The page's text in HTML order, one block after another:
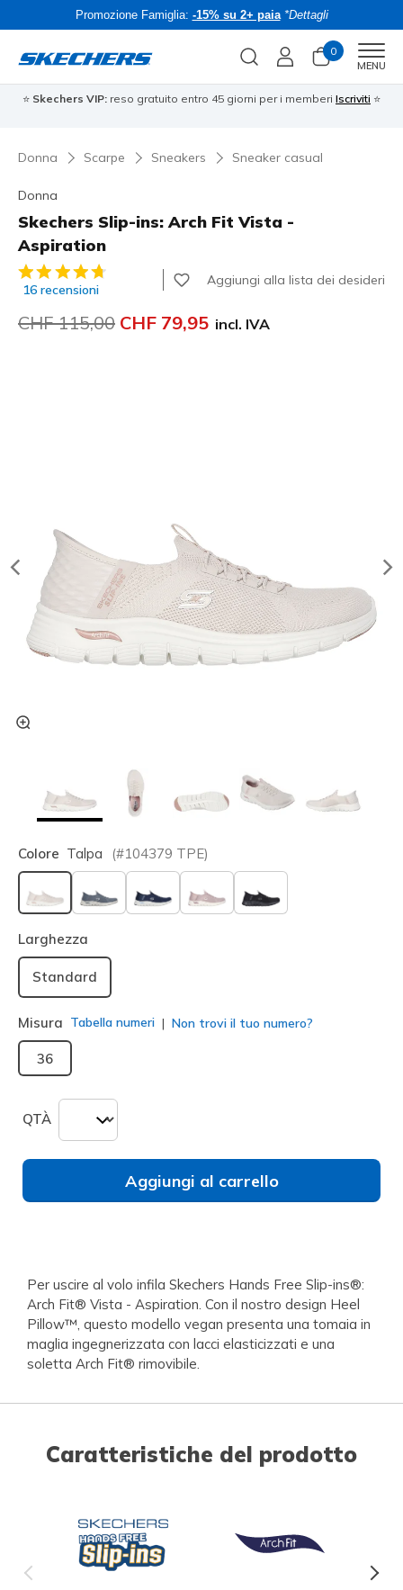
Promozione Famiglia: -15% su 2+ paia *Dettagli
0
MENU
⭐ Skechers VIP: reso gratuito entro 45 giorni per i memberi Iscriviti ⭐
Donna Scarpe Sneakers Sneaker casual
Donna
Skechers Slip-ins: Arch Fit Vista -
Aspiration
Valutazione cliente 4.9 su 5
16 recensioni
Aggiungi alla lista dei desideri
Prezzo ridotto da
CHF 115,00 per
CHF 79,95 incl. IVA
Colore Talpa (#104379 TPE)
selezionato
Larghezza
Standard
Misura Tabella numeri Non trovi il tuo numero?
36
QTÀ
Aggiungi al carrello
Per uscire al volo infila Skechers Hands Free Slip-ins®:
Arch Fit® Vista - Aspiration. Con il nostro design Heel
Pillow™, questo modello vegan presenta una tomaia in
maglia ingegnerizzata con lacci elasticizzati e una
soletta Arch Fit® rimovibile.
Caratteristiche del prodotto